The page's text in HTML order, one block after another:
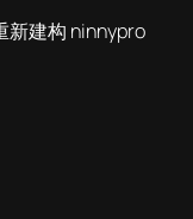
新建构 ninnypro